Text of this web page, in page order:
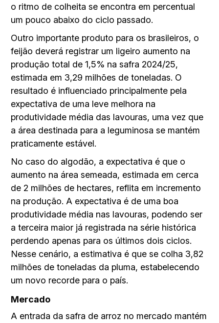
o ritmo de colheita se encontra em percentual
um pouco abaixo do ciclo passado.
Outro importante produto para os brasileiros, o
feijão deverá registrar um ligeiro aumento na
produção total de 1,5% na safra 2024/25,
estimada em 3,29 milhões de toneladas. O
resultado é influenciado principalmente pela
expectativa de uma leve melhora na
produtividade média das lavouras, uma vez que
a área destinada para a leguminosa se mantém
praticamente estável.
No caso do algodão, a expectativa é que o
aumento na área semeada, estimada em cerca
de 2 milhões de hectares, reflita em incremento
na produção. A expectativa é de uma boa
produtividade média nas lavouras, podendo ser
a terceira maior já registrada na série histórica
perdendo apenas para os últimos dois ciclos.
Nesse cenário, a estimativa é que se colha 3,82
milhões de toneladas da pluma, estabelecendo
um novo recorde para o país.
Mercado
A entrada da safra de arroz no mercado mantém